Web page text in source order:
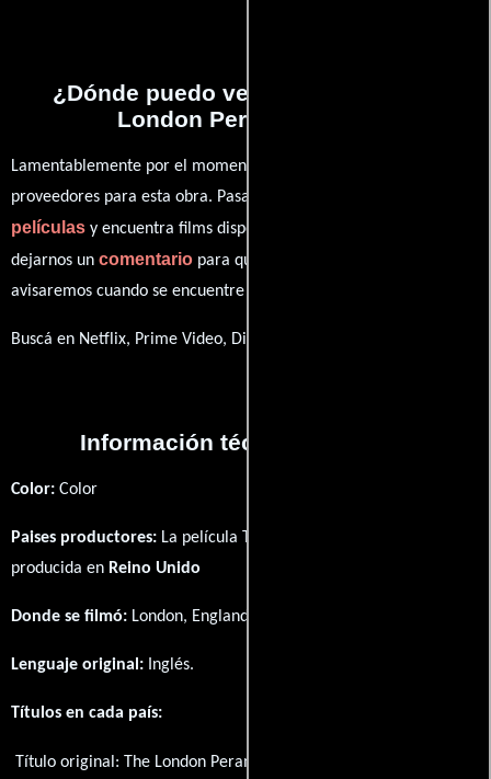
¿Dónde puedo ver la películas The
London Perambulator?
Lamentablemente por el momento no contamos con enlaces a
proveedores para esta obra. Pasa por nuestro catálogo de
películas y encuentra films disponibles. También puedes
dejarnos un comentario para que le demos prioridad y te
avisaremos cuando se encuentre disponible
Buscá en Netflix, Prime Video, Disney+
Información técnica y general
Color: Color
Paises productores: La película The London Perambulator fué
producida en Reino Unido
Donde se filmó: London, England, UK.
Lenguaje original: Inglés.
Títulos en cada país:
Título original: The London Perambulator